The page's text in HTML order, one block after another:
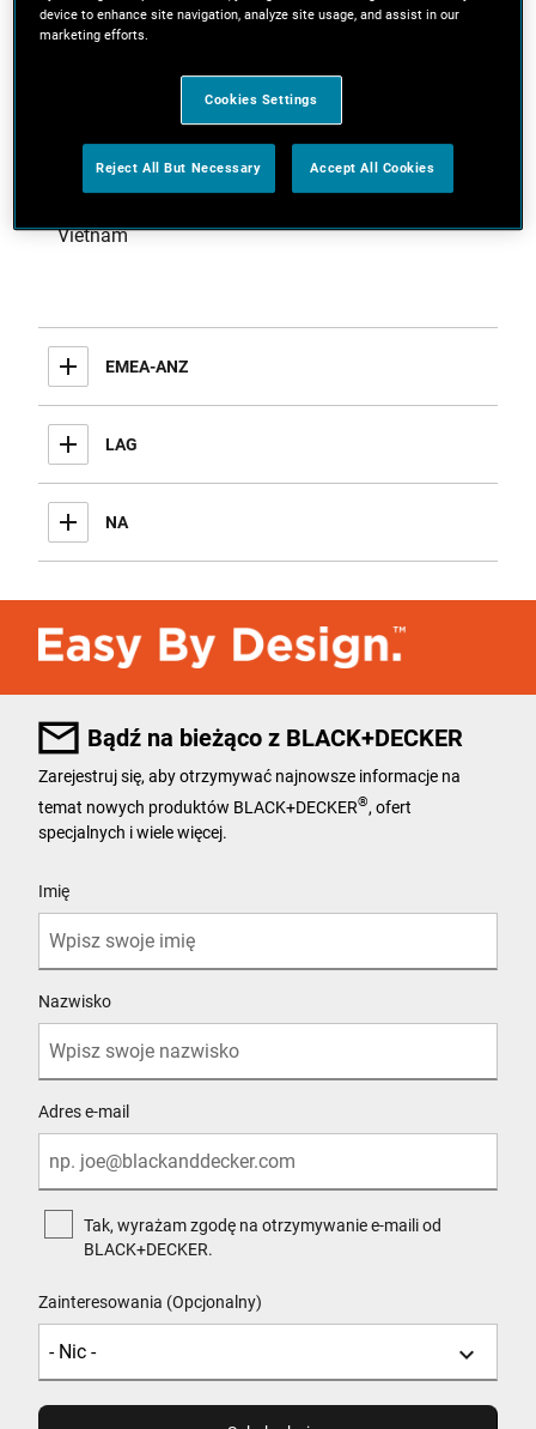
Malaysia
South Korea
Taiwan
Vietnam
EMEA-ANZ
LAG
NA
Bądź na bieżąco z BLACK+DECKER
Zarejestruj się, aby otrzymywać najnowsze informacje na
temat nowych produktów BLACK+DECKER® , ofert
specjalnych i wiele więcej.
Imię
Nazwisko
Adres e-mail
Tak, wyrażam zgodę na otrzymywanie e-maili od
BLACK+DECKER.
Zainteresowania (Opcjonalny)
device to enhance site navigation, analyze site usage, and assist in our
marketing efforts.
Cookies Settings
Reject All But Necessary Accept All Cookies